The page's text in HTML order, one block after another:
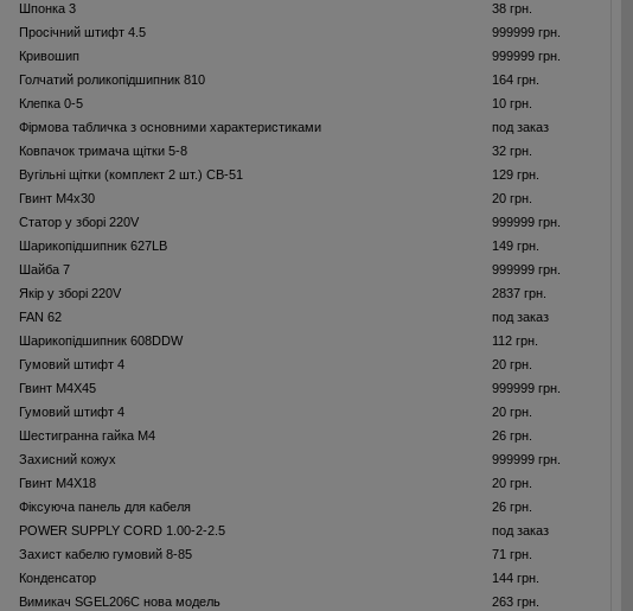
Шпонка 3
38 грн.
Просічний штифт 4.5
999999 грн.
Кривошип
999999 грн.
Голчатий роликопідшипник 810
164 грн.
Клепка 0-5
10 грн.
Фiрмова табличка з основними характеристиками
под заказ
Ковпачок тримача щітки 5-8
32 грн.
Вугільні щітки (комплект 2 шт.) CB-51
129 грн.
Гвинт М4х30
20 грн.
Статор у зборі 220V
999999 грн.
Шарикопідшипник 627LB
149 грн.
Шайба 7
999999 грн.
Якір у зборі 220V
2837 грн.
FAN 62
под заказ
Шарикопідшипник 608DDW
112 грн.
Гумовий штифт 4
20 грн.
Гвинт M4X45
999999 грн.
Гумовий штифт 4
20 грн.
Шестигранна гайка M4
26 грн.
Захисний кожух
999999 грн.
Гвинт M4X18
20 грн.
Фіксуюча панель для кабеля
26 грн.
POWER SUPPLY CORD 1.00-2-2.5
под заказ
Захист кабелю гумовий 8-85
71 грн.
Конденсатор
144 грн.
Вимикач SGEL206C нова модель 263 грн.